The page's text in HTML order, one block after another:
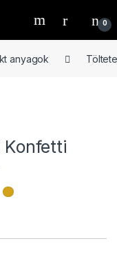
0
anyagok
Konfetti
Alacsony